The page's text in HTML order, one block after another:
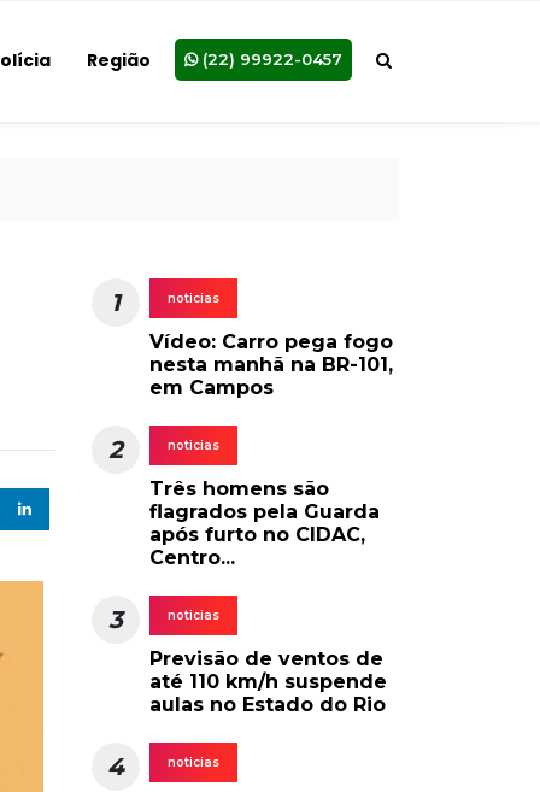
Região (22) 99922-0457
1 noticias
Vídeo: Carro pega fogo
nesta manhã na BR-101,
em Campos
2 noticias
Três homens são
flagrados pela Guarda
após furto no CIDAC,
Centro...
3 noticias
Previsão de ventos de
até 110 km/h suspende
aulas no Estado do Rio
4 noticias